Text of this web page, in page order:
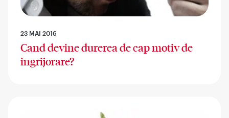
23 MAI 2016
Cand devine durerea de cap motiv de
ingrijorare?